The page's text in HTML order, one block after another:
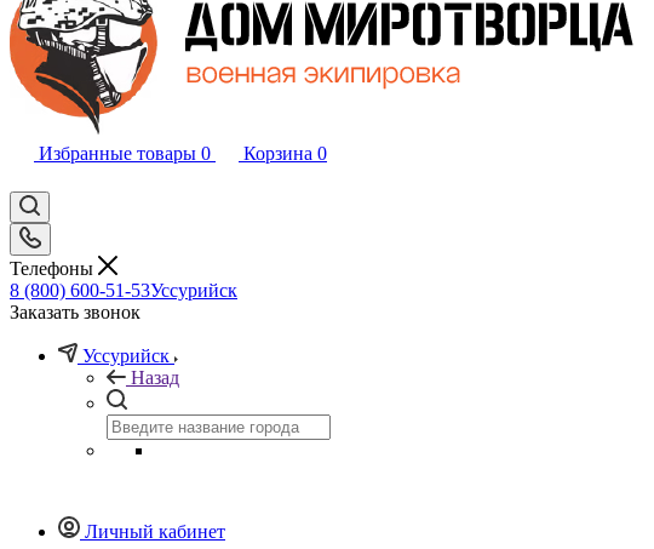
Избранные товары 0 Корзина 0
Телефоны
8 (800) 600-51-53Уссурийск
Заказать звонок
Уссурийск
Назад
Личный кабинет